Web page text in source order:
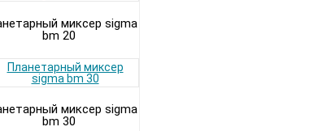
миксер sigma
bm 20
миксер sigma
bm 30